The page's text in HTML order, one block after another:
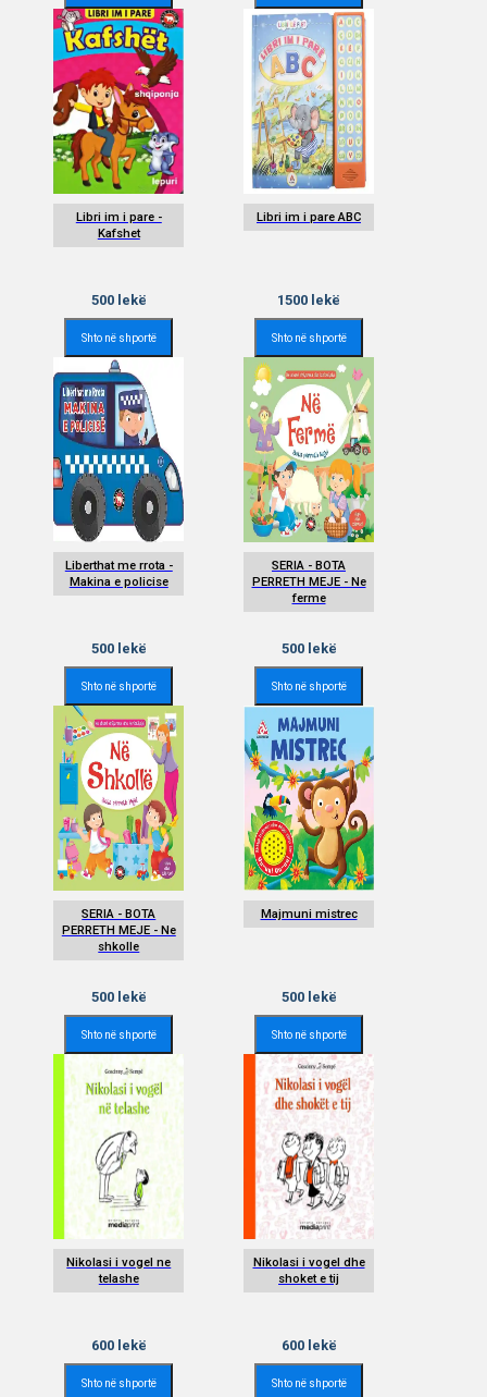
Libri im i pare -
Kafshet
500lekë
Shto në shportë
Libri im i pare ABC
1500 lekë
Shto në shportë
Liberthat me rrota -
Makina e policise
500lekë
Shto në shportë
SERIA - BOTA
PERRETH MEJE - Ne
ferme
500lekë
Shto në shportë
SERIA - BOTA
PERRETH MEJE - Ne
shkolle
500lekë
Shto në shportë
Majmuni mistrec
500lekë
Shto në shportë
Nikolasi i vogel ne
telashe
600lekë
Shto në shportë
Nikolasi i vogel dhe
shoket e tij
600lekë
Shto në shportë